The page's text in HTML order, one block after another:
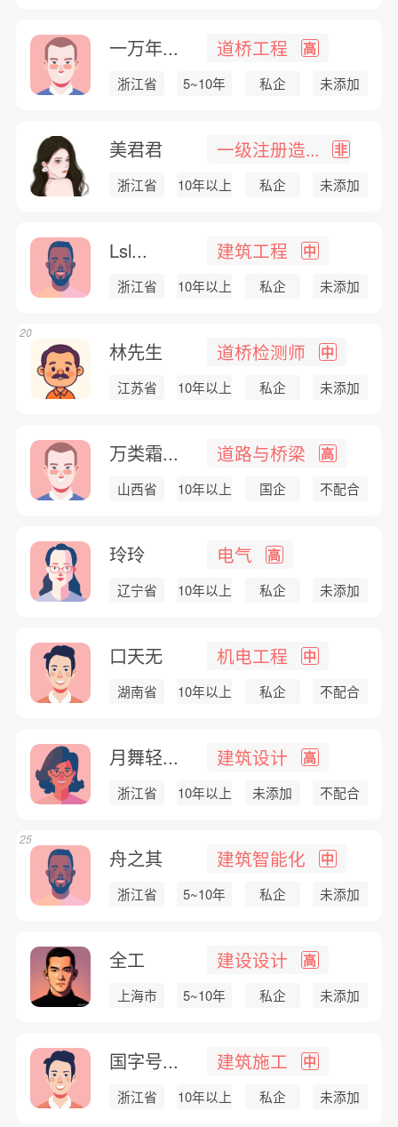
一万年... 道桥工程 高
浙江省 5~10年 私企 未添加
美君君 一级注册造... 非
浙江省 10年以上 私企 未添加
Lsl... 建筑工程 中
浙江省 10年以上 私企 未添加
林先生 道桥检测师 中
江苏省 10年以上 私企 未添加
20
万类霜... 道路与桥梁 高
山西省 10年以上 国企 不配合
玲玲 电气 高
辽宁省 10年以上 私企 未添加
口天无 机电工程 中
湖南省 10年以上 私企 不配合
月舞轻... 建筑设计 高
浙江省 10年以上 未添加 不配合
舟之其 建筑智能化 中
浙江省 5~10年 私企 未添加
25
全工 建设设计 高
上海市 5~10年 私企 未添加
国字号... 建筑施工 中
浙江省 10年以上 私企 未添加